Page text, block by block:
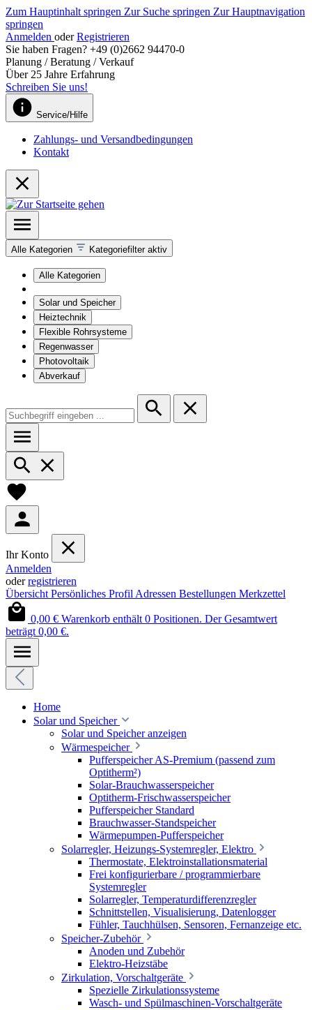
Zum Hauptinhalt springen Zur Suche springen Zur Hauptnavigation
springen
Anmelden oder Registrieren
Sie haben Fragen? +49 (0)2662 94470-0
Planung / Beratung / Verkauf
Über 25 Jahre Erfahrung
Schreiben Sie uns!
Service/Hilfe
Zahlungs- und Versandbedingungen
Kontakt
Alle Kategorien Kategoriefilter aktiv
Alle Kategorien
Solar und Speicher
Heiztechnik
Flexible Rohrsysteme
Regenwasser
Photovoltaik
Abverkauf
Ihr Konto
Anmelden
oderregistrieren
Übersicht Persönliches Profil Adressen Bestellungen Merkzettel
0,00 € Warenkorb enthält 0 Positionen. Der Gesamtwert
beträgt 0,00 €.
Home
Solar und Speicher
Solar und Speicher anzeigen
Wärmespeicher
Pufferspeicher AS-Premium (passend zum
Optitherm²)
Solar-Brauchwasserspeicher
Optitherm-Frischwasserspeicher
Pufferspeicher Standard
Brauchwasser-Standspeicher
Wärmepumpen-Pufferspeicher
Solarregler, Heizungs-Systemregler, Elektro
Thermostate, Elektroinstallationsmaterial
Frei konfigurierbare / programmierbare
Systemregler
Solarregler, Temperaturdifferenzregler
Schnittstellen, Visualisierung, Datenlogger
Fühler, Tauchhülsen, Sensoren, Fernanzeige etc.
Speicher-Zubehör
Anoden und Zubehör
Elektro-Heizstäbe
Zirkulation, Vorschaltgeräte
Spezielle Zirkulationssysteme
Wasch- und Spülmaschinen-Vorschaltgeräte